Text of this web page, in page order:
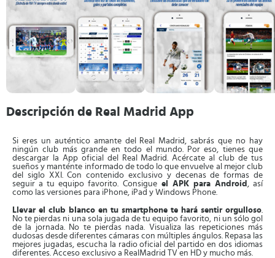
Descripción de Real Madrid App
Si eres un auténtico amante del Real Madrid, sabrás que no hay
ningún club más grande en todo el mundo. Por eso, tienes que
descargar la App oficial del Real Madrid. Acércate al club de tus
sueños y manténte informado de todo lo que envuelve al mejor club
del siglo XXI. Con contenido exclusivo y decenas de formas de
seguir a tu equipo favorito. Consigueel APK para Android , así
como las versiones para iPhone, iPad y Windows Phone.
Llevar el club blanco en tu smartphone te hará sentir orgulloso.
No te pierdas ni una sola jugada de tu equipo favorito, ni un sólo gol
de la jornada. No te pierdas nada. Visualiza las repeticiones más
dudosas desde diferentes cámaras con múltiples ángulos. Repasa las
mejores jugadas, escucha la radio oficial del partido en dos idiomas
diferentes. Acceso exclusivo a RealMadrid TV en HD y mucho más.